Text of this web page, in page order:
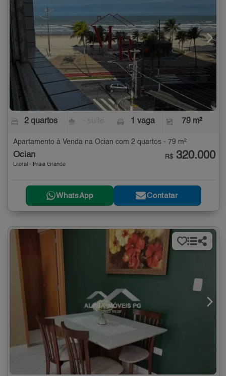
2 quartos 1 vaga 79 m²
Apartamento à Venda na Ocian com 2 quartos - 79 m²
Ocian
Litoral - Praia Grande
R$ 320.000
WhatsApp Contatar